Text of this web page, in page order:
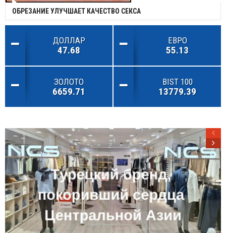
ОБРЕЗАНИЕ УЛУЧШАЕТ КАЧЕСТВО СЕКСА
ДОЛЛАР
47.68
ЕВРО
55.13
ЗОЛОТО
6659.71
BIST 100
13779.39